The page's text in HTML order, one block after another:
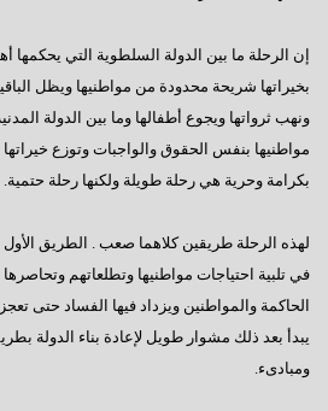
هل يفعلها الرئيس؟
السادات تعقيبا على إنجازات البرلمان في
فى إنتظار كلمة الرئيس بمناسبة قرب بدء
رسالة إلى العقلاء
إن الرحلة ما بين الدولة السلطوية التي يحكمها
بخيراتها شريحة محدودة من مواطنيها ويظل
ونهب ثرواتها ويجوع أطفالها وما بين الدولة
مواطنيها بنفس الحقوق والواجبات وتوزع
بكرامة وحرية هي رحلة طويلة ولكنها رحلة حتمية.
لهذه الرحلة طريقين كلاهما صعب . الطريق
في تلبية احتياجات مواطنيها وتطلعاتهم
الحاكمة والمواطنين ويزداد فيها الفساد حتى
يبدأ بعد ذلك مشوار طويل لإعادة بناء الدولة
ومبادىء.